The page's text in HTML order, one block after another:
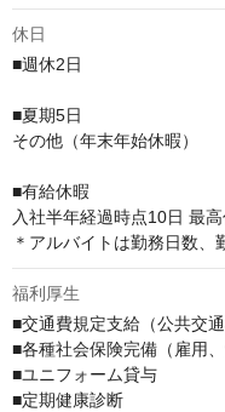
休日
■週休2日
■夏期5⽇
その他（年末年始休暇）
■有給休暇
⼊社半年経過時点10⽇ 最
＊アルバイトは勤務日数、
福利厚生
■交通費規定支給（公共交
■各種社会保険完備（雇用
■ユニフォーム貸与
■定期健康診断